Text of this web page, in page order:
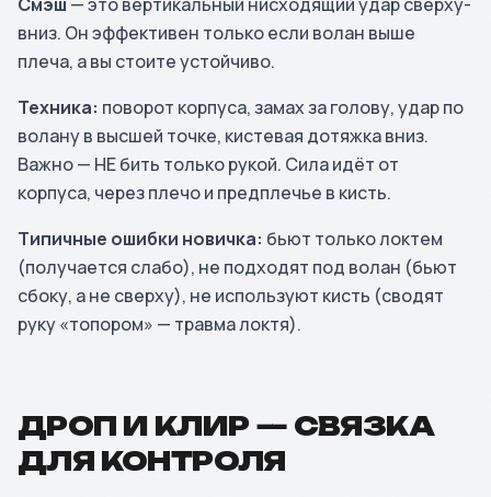
вниз. Он эффективен только если волан выше
плеча, а вы стоите устойчиво.
Техника: поворот корпуса, замах за голову, удар по
волану в высшей точке, кистевая дотяжка вниз.
Важно — НЕ бить только рукой. Сила идёт от
корпуса, через плечо и предплечье в кисть.
Типичные ошибки новичка: бьют только локтем
(получается слабо), не подходят под волан (бьют
сбоку, а не сверху), не используют кисть (сводят
руку «топором» — травма локтя).
ДРОП И КЛИР — СВЯЗКА
ДЛЯ КОНТРОЛЯ